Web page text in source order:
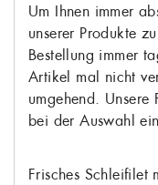
Um Ihnen immer
unserer Produkte
Bestellung immer
Artikel mal nicht
umgehend. Unsere
bei der Auswahl
Frisches Schleifilet